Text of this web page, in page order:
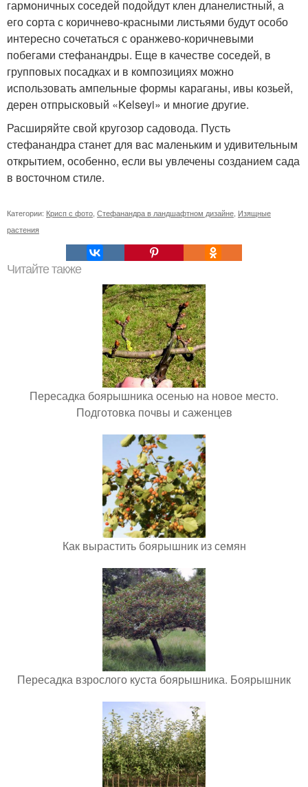
гармоничных соседей подойдут клен дланелистный, а
его сорта с коричнево-красными листьями будут особо
интересно сочетаться с оранжево-коричневыми
побегами стефанандры. Еще в качестве соседей, в
групповых посадках и в композициях можно
использовать ампельные формы караганы, ивы козьей,
дерен отпрысковый «Kelseyi» и многие другие.
Расширяйте свой кругозор садовода. Пусть
стефанандра станет для вас маленьким и удивительным
открытием, особенно, если вы увлечены созданием сада
в восточном стиле.
Категории: Крисп с фото Стефанандра в ландшафтном дизайне Изящные
растения
Читайте также
Пересадка боярышника осенью на новое место.
Подготовка почвы и саженцев
Как вырастить боярышник из семян
Пересадка взрослого куста боярышника. Боярышник